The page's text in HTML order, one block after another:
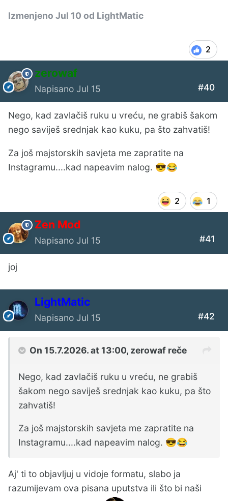
Izmenjeno Jul 10 od LightMatic
2
zerowaf
Napisano Jul 15 #40
Nego, kad zavlačiš ruku u vreću, ne grabiš šakom
nego saviješ srednjak kao kuku, pa što zahvatiš!
Za još majstorskih savjeta me zapratite na
Instagramu....kad napeavim nalog. 😎😂
2 1
Zen Mod
Napisano Jul 15 #41
joj
LightMatic
Napisano Jul 15 #42
On 15.7.2026. at 13:00, zerowaf reče
Nego, kad zavlačiš ruku u vreću, ne grabiš
šakom nego saviješ srednjak kao kuku, pa što
zahvatiš!
Za još majstorskih savjeta me zapratite na
Instagramu....kad napeavim nalog. 😎😂
Aj' ti to objavljuj u vidoje formatu, slabo ja
razumijevam ova pisana uputstva ili što bi naši